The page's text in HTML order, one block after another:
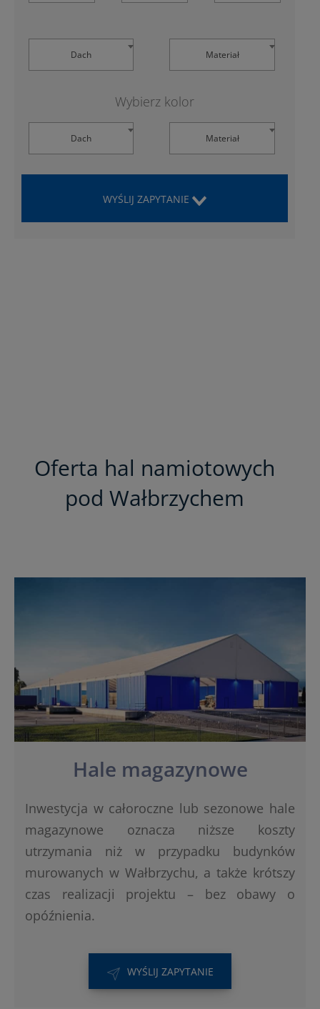
Dach Materiał
Wybierz kolor
Dach Materiał
WYŚLIJ ZAPYTANIE
Oferta hal namiotowych
pod Wałbrzychem
Hale magazynowe
Inwestycja w całoroczne lub sezonowe hale
magazynowe oznacza niższe koszty
utrzymania niż w przypadku budynków
murowanych w Wałbrzychu, a także krótszy
czas realizacji projektu – bez obawy o
opóźnienia.
WYŚLIJ ZAPYTANIE